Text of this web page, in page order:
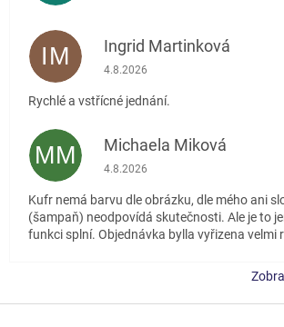
IM Ingrid Martinková
Hodnocení obchodu je 5 z 5
4.8.2026
Rychlé a vstřícné jednání.
MM Michaela Miková
Hodnocení obchodu je 5 z 5
4.8.2026
Kufr nemá barvu dle obrázku, dle mého ani
(šampaň) neodpovídá skutečnosti. Ale je to
funkci splní. Objednávka bylla vyřizena velmi